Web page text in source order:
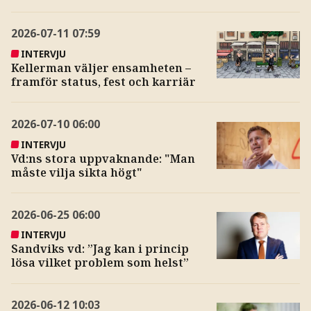
2026-07-11 07:59
INTERVJU
Kellerman väljer ensamheten –
framför status, fest och karriär
2026-07-10 06:00
INTERVJU
Vd:ns stora uppvaknande: "Man
måste vilja sikta högt"
2026-06-25 06:00
INTERVJU
Sandviks vd: ”Jag kan i princip
lösa vilket problem som helst”
2026-06-12 10:03